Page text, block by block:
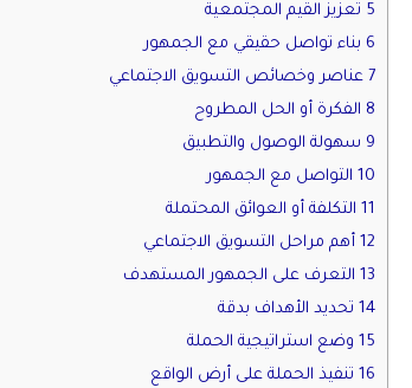
5 تعزيز القيم المجتمعية
6 بناء تواصل حقيقي مع الجمهور
7 عناصر وخصائص التسويق الاجتماعي
8 الفكرة أو الحل المطروح
9 سهولة الوصول والتطبيق
10 التواصل مع الجمهور
11 التكلفة أو العوائق المحتملة
12 أهم مراحل التسويق الاجتماعي
13 التعرف على الجمهور المستهدف
14 تحديد الأهداف بدقة
15 وضع استراتيجية الحملة
16 تنفيذ الحملة على أرض الواقع